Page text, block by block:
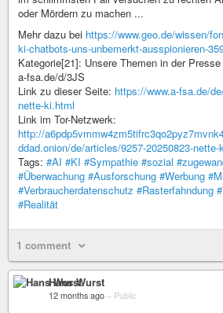
oder Mördern zu machen ...
Mehr dazu bei https://www.geo.de/wissen/
ki-chatbots-uns-unbemerkt-ausspionieren-
Kategorie[21]: Unsere Themen in der
a-fsa.de/d/3JS
Link zu dieser Seite: https://www.a-fsa.de/
nette-ki.html
Link im Tor-Netzwerk:
http://
ddad.onion/de/articles/9257-20250823-nette-
Tags: #AI #KI #Sympathie #sozial
#Überwachung #Ausforschung #Werbung
#Verbraucherdatenschutz #Rasterfahndung
#Realität
1 comment
Hans Wurst
12 months ago – Public